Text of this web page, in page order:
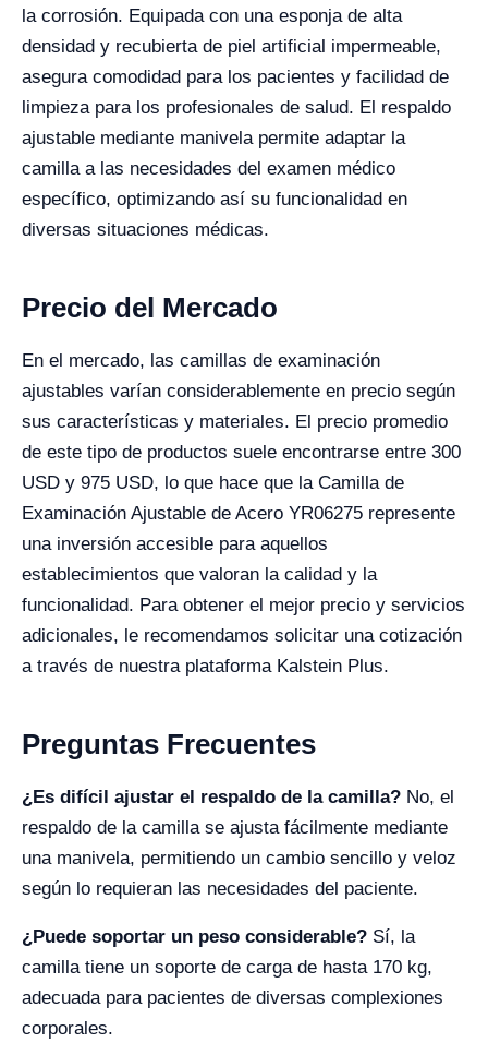
la corrosión. Equipada con una esponja de alta
densidad y recubierta de piel artificial impermeable,
asegura comodidad para los pacientes y facilidad de
limpieza para los profesionales de salud. El respaldo
ajustable mediante manivela permite adaptar la
camilla a las necesidades del examen médico
específico, optimizando así su funcionalidad en
diversas situaciones médicas.
Precio del Mercado
En el mercado, las camillas de examinación
ajustables varían considerablemente en precio según
sus características y materiales. El precio promedio
de este tipo de productos suele encontrarse entre 300
USD y 975 USD, lo que hace que la Camilla de
Examinación Ajustable de Acero YR06275 represente
una inversión accesible para aquellos
establecimientos que valoran la calidad y la
funcionalidad. Para obtener el mejor precio y servicios
adicionales, le recomendamos solicitar una cotización
a través de nuestra plataforma Kalstein Plus.
Preguntas Frecuentes
¿Es difícil ajustar el respaldo de la camilla? No, el
respaldo de la camilla se ajusta fácilmente mediante
una manivela, permitiendo un cambio sencillo y veloz
según lo requieran las necesidades del paciente.
¿Puede soportar un peso considerable? Sí, la
camilla tiene un soporte de carga de hasta 170 kg,
adecuada para pacientes de diversas complexiones
corporales.